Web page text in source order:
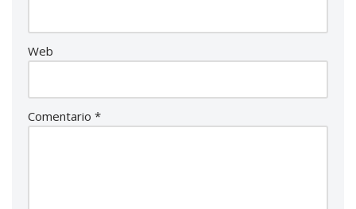
Web
Comentario *